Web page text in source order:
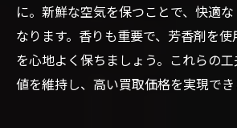
に。新鮮な空気を保つことで、快適
なります。香りも重要で、芳香剤を
を心地よく保ちましょう。これらの
値を維持し、高い買取価格を実現でき